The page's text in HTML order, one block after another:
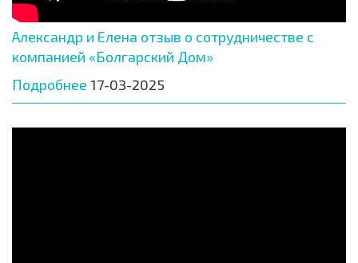
Александр и Елена отзыв о сотрудничестве с
компанией «Болгарский Дом»
Подробнее 17-03-2025